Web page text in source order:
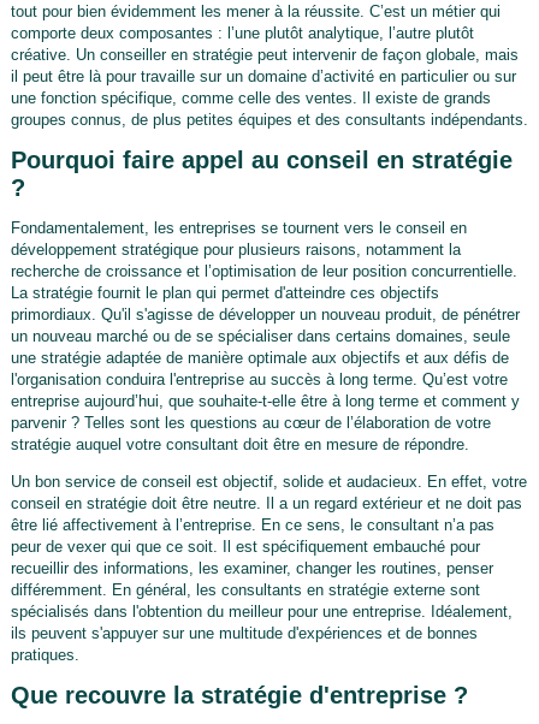
tout pour bien évidemment les mener à la réussite. C’est un métier qui
comporte deux composantes : l’une plutôt analytique, l’autre plutôt
créative. Un conseiller en stratégie peut intervenir de façon globale, mais
il peut être là pour travaille sur un domaine d’activité en particulier ou sur
une fonction spécifique, comme celle des ventes. Il existe de grands
groupes connus, de plus petites équipes et des consultants indépendants.
Pourquoi faire appel au conseil en stratégie
?
Fondamentalement, les entreprises se tournent vers le conseil en
développement stratégique pour plusieurs raisons, notamment la
recherche de croissance et l’optimisation de leur position concurrentielle.
La stratégie fournit le plan qui permet d'atteindre ces objectifs
primordiaux. Qu'il s'agisse de développer un nouveau produit, de pénétrer
un nouveau marché ou de se spécialiser dans certains domaines, seule
une stratégie adaptée de manière optimale aux objectifs et aux défis de
l'organisation conduira l'entreprise au succès à long terme. Qu’est votre
entreprise aujourd’hui, que souhaite-t-elle être à long terme et comment y
parvenir ? Telles sont les questions au cœur de l’élaboration de votre
stratégie auquel votre consultant doit être en mesure de répondre.
Un bon service de conseil est objectif, solide et audacieux. En effet, votre
conseil en stratégie doit être neutre. Il a un regard extérieur et ne doit pas
être lié affectivement à l’entreprise. En ce sens, le consultant n’a pas
peur de vexer qui que ce soit. Il est spécifiquement embauché pour
recueillir des informations, les examiner, changer les routines, penser
différemment. En général, les consultants en stratégie externe sont
spécialisés dans l'obtention du meilleur pour une entreprise. Idéalement,
ils peuvent s'appuyer sur une multitude d'expériences et de bonnes
pratiques.
Que recouvre la stratégie d'entreprise ?